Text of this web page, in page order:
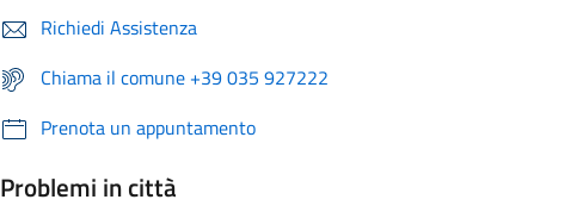
Richiedi Assistenza
Chiama il comune +39 035 927222
Prenota un appuntamento
Problemi in città